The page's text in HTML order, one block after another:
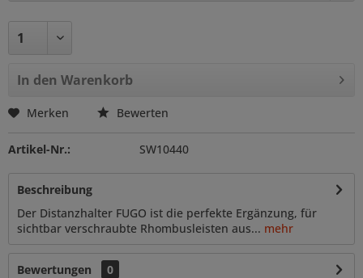
In den Warenkorb
Merken Bewerten
Artikel-Nr.: SW10440
Beschreibung
Der Distanzhalter FUGO ist die perfekte Ergänzung, für
sichtbar verschraubte Rhombusleisten aus... mehr
Bewertungen
0